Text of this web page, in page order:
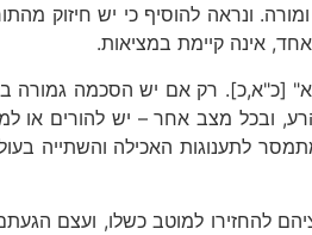
ונראה להוסיף כי יש חיזוק
אינה קיימת במציאות.
[כ"א,כ]. רק אם יש הסכמה גמורה
ובכל מצב אחר – יש להורים או
לתענוגות האכילה והשתייה
להחזירו למוטב כשלו, ועצם